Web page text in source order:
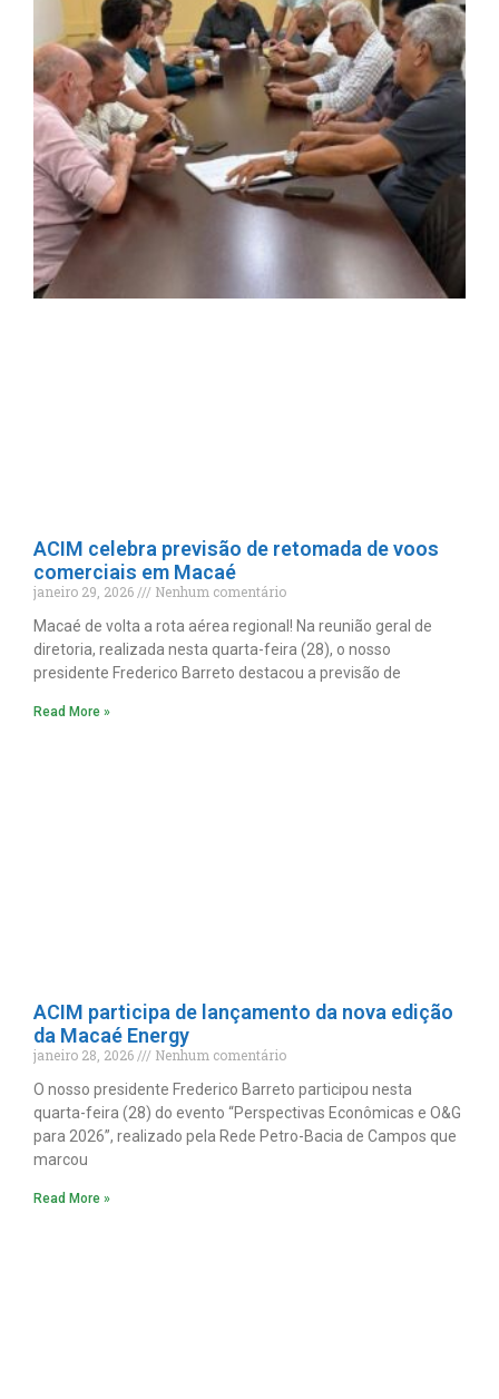
ACIM celebra previsão de retomada de voos
comerciais em Macaé
janeiro 29, 2026
Nenhum comentário
Macaé de volta a rota aérea regional! Na reunião geral de
diretoria, realizada nesta quarta-feira (28), o nosso
presidente Frederico Barreto destacou a previsão de
Read More »
ACIM participa de lançamento da nova edição
da Macaé Energy
janeiro 28, 2026
Nenhum comentário
O nosso presidente Frederico Barreto participou nesta
quarta-feira (28) do evento “Perspectivas Econômicas e O&G
para 2026”, realizado pela Rede Petro-Bacia de Campos que
marcou
Read More »